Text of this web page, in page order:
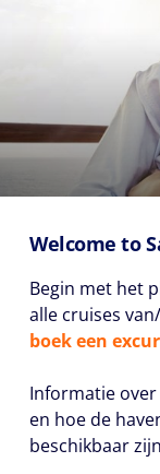
Welcome to
Begin met het
alle cruises
boek een
Informatie
en hoe de
beschikbaar